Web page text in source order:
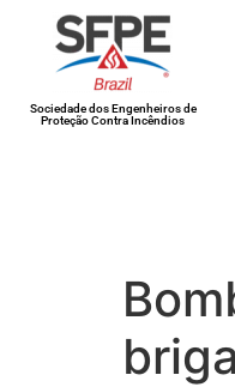
Sociedade dos Engenheiros de
Proteção Contra Incêndios